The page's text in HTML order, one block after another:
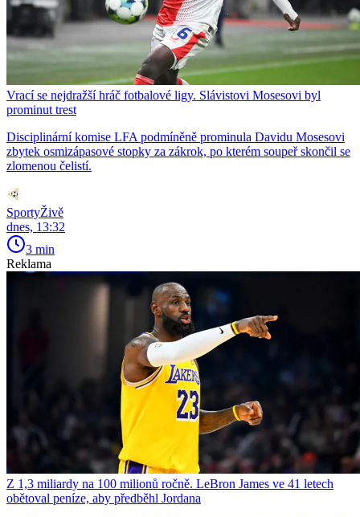
Vrací se nejdražší hráč fotbalové ligy. Slávistovi Mosesovi byl
prominut trest
Disciplinární komise LFA podmíněně prominula Davidu Mosesovi
zbytek osmizápasové stopky za zákrok, po kterém soupeř skončil se
zlomenou čelistí.
SportyŽivě
dnes, 13:32
3 min
Reklama
Z 1,3 miliardy na 100 milionů ročně. LeBron James ve 41 letech
obětoval peníze, aby předběhl Jordana